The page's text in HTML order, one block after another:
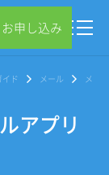
お申し込み
イド メール
メ
アプリ